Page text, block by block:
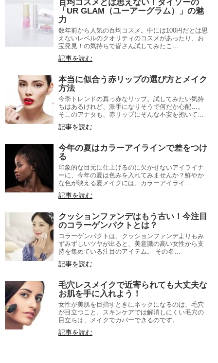
百均コスメとは思えない！ダイソーの
「UR GLAM（ユーアーグラム）」の魅
力
数年前から人気の百均コスメ。中には100円だとは思
えないレベルのクオリティのコスメがあったり、お
宝発見！の気持ちで皆さん試してみたこ…
記事を読む
本当に似合う赤リップの選び方とメイク
方法
今季トレンドの真っ赤なリップ。試してみたい気持
ちはあるけれど、派手になりそうで何だか心配…。
そこのアナタも、赤リップにそんな不安を抱いて…
記事を読む
今年の夏はカラーアイラインで差をつけ
る
印象的な目元に仕上げるのに欠かせないアイライナ
ーに、今年の夏は色みを入れてみませんか？鮮やか
な色が映える夏メイクには、カラーアイライ…
記事を読む
クッションファンデはもう古い！今注目
のコラーゲンパクトとは？
コラーゲンパクトは、クッションファンデよりもみ
ずみずしいツヤが出ると、美意識の高い女性から支
持を集めている注目のアイテム。 その名…
記事を読む
毛穴レスメイクで近寄られても大丈夫な
お肌を手に入れよう！
女性が美肌を目指すときにネックになるのは、毛穴
が目立つこと。スキンケアでは解消しにくい毛穴の
目立ちは、メイクでカバーできるのです。 …
記事を読む